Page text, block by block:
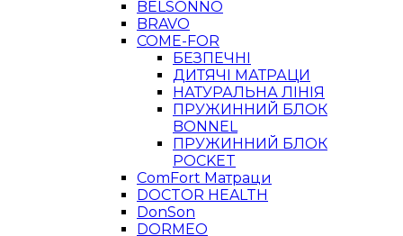
BELSONNO
BRAVO
COME-FOR
БЕЗПЕЧНІ
ДИТЯЧІ МАТРАЦИ
НАТУРАЛЬНА ЛІНІЯ
ПРУЖИННИЙ БЛОК
BONNEL
ПРУЖИННИЙ БЛОК
POCKET
ComFort Матраци
DOCTOR HEALTH
DonSon
DORMEO